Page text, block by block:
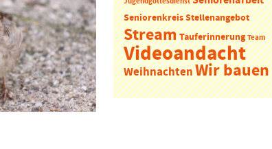
Seniorenkreis Stellenangebot
Stream Tauferinnerung Team
Videoandacht
WeihnachtenWir bauen